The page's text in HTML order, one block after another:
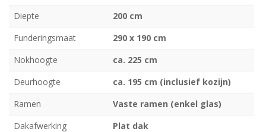
Diepte
200 cm
Funderingsmaat
290 x 190 cm
Nokhoogte
ca. 225 cm
Deurhoogte
ca. 195 cm (inclusief kozijn)
Ramen
Vaste ramen (enkel glas)
Dakafwerking
Plat dak